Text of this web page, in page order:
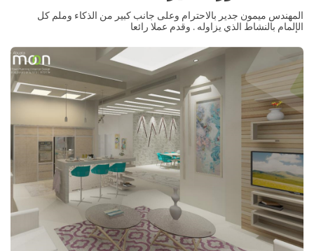
المهندس ميمون جدير بالاحترام وعلى جانب كبير من الذكاء وملم كل
الإلمام بالنشاط الذي يزاوله . وقدم عملا رائعا